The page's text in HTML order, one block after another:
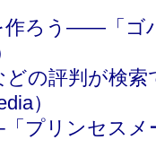
作ろう――「ゴ
どの評判が検
）
プリンセス